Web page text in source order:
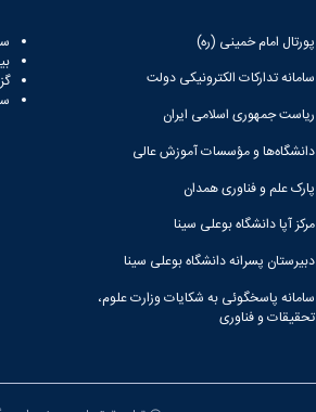
پورتال امام خمینی (ره)
سامانه تدارکات الکترونیکی دولت
ریاست جمهوری اسلامی ایران
دانشگاه‌ها و مؤسسات آموزش عالی
پارک علم و فناوری همدان
مرکز آپا دانشگاه بوعلی سینا
دبیرستان پسرانه دانشگاه بوعلی سینا
سامانه پاسخگوئی به شکایات وزارت علوم،
تحقیقات و فناوری